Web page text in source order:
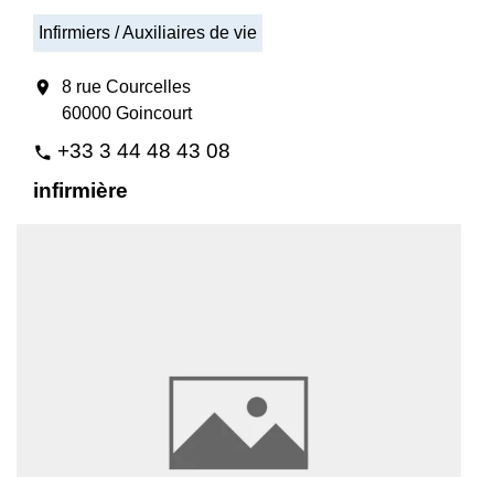
Infirmiers / Auxiliaires de vie
location_on
8 rue Courcelles
60000 Goincourt
phone +33 3 44 48 43 08
infirmière